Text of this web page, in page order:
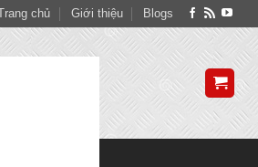
chủ Giới thiệu Blogs